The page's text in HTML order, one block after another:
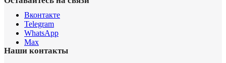
Вконтакте
Telegram
WhatsApp
Max
Наши контакты